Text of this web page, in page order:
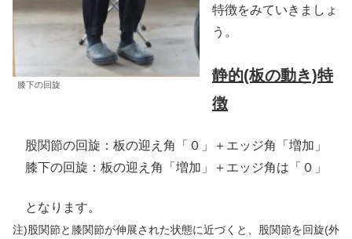
膝下の回旋
特徴をみていきましょ
う。
静的(板の動き)特
徴
股関節の回旋：板の迎え角「０」＋エッジ角「増加」
膝下の回旋：板の迎え角「増加」＋エッジ角は「０」
となります。
注)股関節と膝関節が伸展された状態に近づくと、股関節を回旋(外